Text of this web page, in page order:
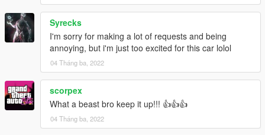
Syrecks
I'm sorry for making a lot of requests and being
annoying, but i'm just too excited for this car lolol
04 Tháng ba, 2022
scorpex
What a beast bro keep it up!!! 👍👍👍
04 Tháng ba, 2022